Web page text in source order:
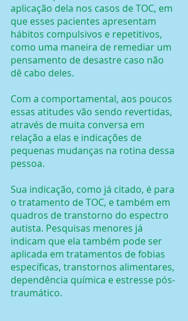
aplicação dela nos casos de TOC, em
que esses pacientes apresentam
hábitos compulsivos e repetitivos,
como uma maneira de remediar um
pensamento de desastre caso não
dê cabo deles.
Com a comportamental, aos poucos
essas atitudes vão sendo revertidas,
através de muita conversa em
relação a elas e indicações de
pequenas mudanças na rotina dessa
pessoa.
Sua indicação, como já citado, é para
o tratamento de TOC, e também em
quadros de transtorno do espectro
autista. Pesquisas menores já
indicam que ela também pode ser
aplicada em tratamentos de fobias
específicas, transtornos alimentares,
dependência química e estresse pós-
traumático.